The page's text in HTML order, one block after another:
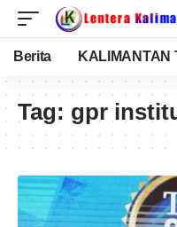
Berita KALIMANTAN
Tag: gpr